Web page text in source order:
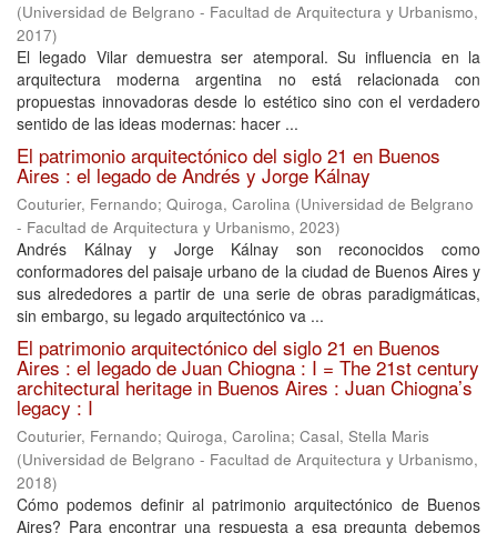
(Universidad de Belgrano - Facultad de Arquitectura y Urbanismo,
2017)
El legado Vilar demuestra ser atemporal. Su influencia en la
arquitectura moderna argentina no está relacionada con
propuestas innovadoras desde lo estético sino con el verdadero
sentido de las ideas modernas: hacer ...
El patrimonio arquitectónico del siglo 21 en Buenos
Aires : el legado de Andrés y Jorge Kálnay
Couturier, Fernando; Quiroga, Carolina (Universidad de Belgrano
- Facultad de Arquitectura y Urbanismo, 2023)
Andrés Kálnay y Jorge Kálnay son reconocidos como
conformadores del paisaje urbano de la ciudad de Buenos Aires y
sus alrededores a partir de una serie de obras paradigmáticas,
sin embargo, su legado arquitectónico va ...
El patrimonio arquitectónico del siglo 21 en Buenos
Aires : el legado de Juan Chiogna : I = The 21st century
architectural heritage in Buenos Aires : Juan Chiogna’s
legacy : I
Couturier, Fernando; Quiroga, Carolina; Casal, Stella Maris
(Universidad de Belgrano - Facultad de Arquitectura y Urbanismo,
2018)
Cómo podemos definir al patrimonio arquitectónico de Buenos
Aires? Para encontrar una respuesta a esa pregunta debemos